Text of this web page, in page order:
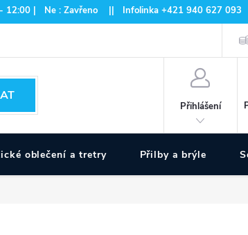
| Ne : Zavřeno || Infolinka +421 940 627 093
Přihlášení
oblečení a tretry Přilby a brýle